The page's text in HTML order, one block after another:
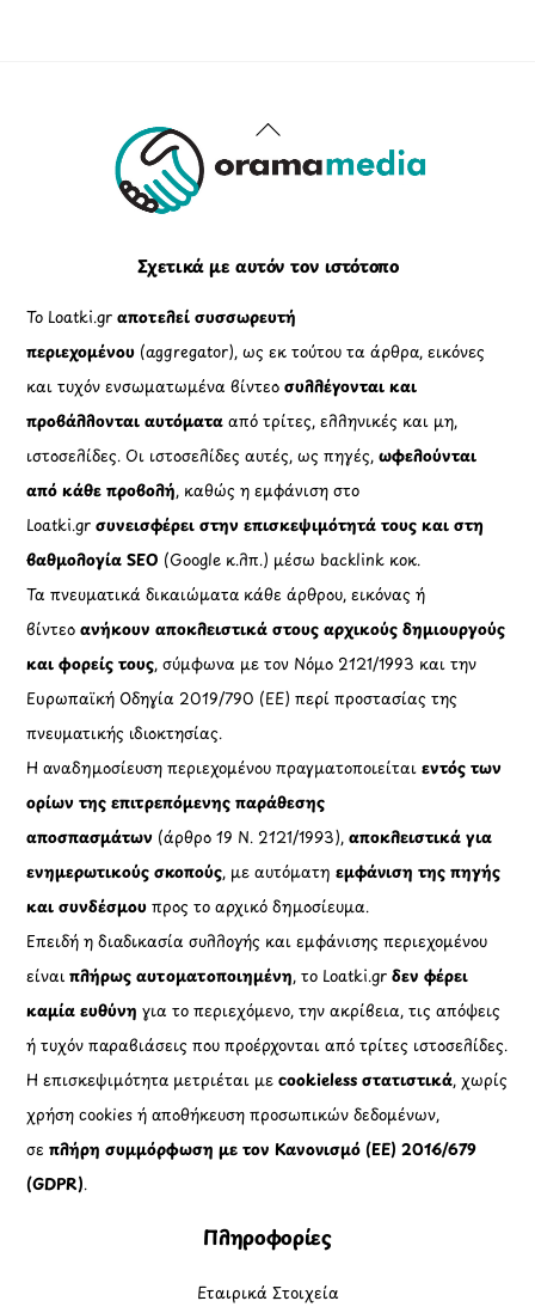
Back
To
Σχετικά με αυτόν τον ιστότοπο
Το Loatki.grαποτελεί συσσωρευτή
περιεχομένου (aggregator), ως εκ τούτου τα άρθρα, εικόνες
και τυχόν ενσωματωμένα βίντεοσυλλέγονται και
προβάλλονται αυτόματααπό τρίτες, ελληνικές και μη,
ιστοσελίδες. Οι ιστοσελίδες αυτές, ως πηγές,ωφελούνται
από κάθε προβολή, καθώς η εμφάνιση στο
Loatki.gr συνεισφέρει στην επισκεψιμότητά τους και στη
βαθμολογία SEO (Google κ.λπ.) μέσω backlink κοκ.
Τα πνευματικά δικαιώματα κάθε άρθρου, εικόνας ή
βίντεοανήκουν αποκλειστικά στους αρχικούς δημιουργούς
και φορείς τους, σύμφωνα με τον Νόμο 2121/1993 και την
Ευρωπαϊκή Οδηγία 2019/790 (ΕΕ) περί προστασίας της
πνευματικής ιδιοκτησίας.
Η αναδημοσίευση περιεχομένου πραγματοποιείταιεντός των
ορίων της επιτρεπόμενης παράθεσης
αποσπασμάτων (άρθρο 19 Ν. 2121/1993), αποκλειστικά για
ενημερωτικούς σκοπούς, με αυτόματηεμφάνιση της πηγής
και συνδέσμου προς το αρχικό δημοσίευμα.
Επειδή η διαδικασία συλλογής και εμφάνισης περιεχομένου
είναιπλήρως αυτοματοποιημένη, το Loatki.grδεν φέρει
καμία ευθύνη για το περιεχόμενο, την ακρίβεια, τις απόψεις
ή τυχόν παραβιάσεις που προέρχονται από τρίτες ιστοσελίδες.
Η επισκεψιμότητα μετριέται μεcookieless στατιστικά, χωρίς
χρήση cookies ή αποθήκευση προσωπικών δεδομένων,
σεπλήρη συμμόρφωση με τον Κανονισμό (ΕΕ) 2016/679
(GDPR).
Πληροφορίες
Εταιρικά Στοιχεία